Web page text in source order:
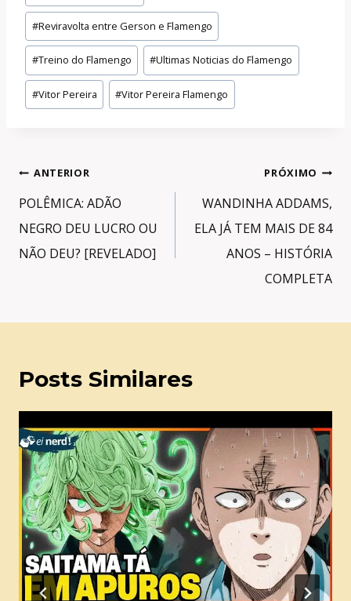
#Reviravolta entre Gerson e Flamengo
#Treino do Flamengo #Ultimas Noticias do Flamengo
#Vitor Pereira #Vitor Pereira Flamengo
Navegação
de
Post
ANTERIOR
POLÊMICA: ADÃO
NEGRO DEU LUCRO OU
NÃO DEU? [REVELADO]
PRÓXIMO
WANDINHA ADDAMS,
ELA JÁ TEM MAIS DE 84
ANOS – HISTÓRIA
COMPLETA
Posts Similares